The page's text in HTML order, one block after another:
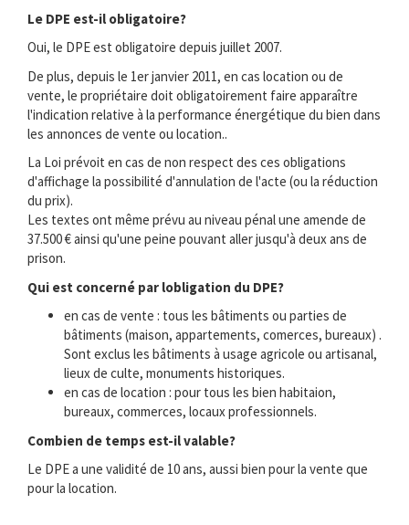
Le DPE est-il obligatoire?
Oui, le DPE est obligatoire depuis juillet 2007.
De plus, depuis le 1er janvier 2011, en cas location ou de
vente, le propriétaire doit obligatoirement faire apparaître
l'indication relative à la performance énergétique du bien dans
les annonces de vente ou location..
La Loi prévoit en cas de non respect des ces obligations
d'affichage la possibilité d'annulation de l'acte (ou la réduction
du prix).
Les textes ont même prévu au niveau pénal une amende de
37.500 € ainsi qu'une peine pouvant aller jusqu'à deux ans de
prison.
Qui est concerné par lobligation du DPE?
en cas de vente : tous les bâtiments ou parties de
bâtiments (maison, appartements, comerces, bureaux) .
Sont exclus les bâtiments à usage agricole ou artisanal,
lieux de culte, monuments historiques.
en cas de location : pour tous les bien habitaion,
bureaux, commerces, locaux professionnels.
Combien de temps est-il valable?
Le DPE a une validité de 10 ans, aussi bien pour la vente que
pour la location.